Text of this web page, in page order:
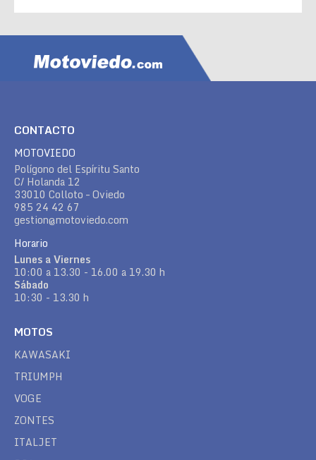
CONTACTO
MOTOVIEDO
Polígono del Espíritu Santo
C/ Holanda 12
33010 Colloto – Oviedo
985 24 42 67
gestion@motoviedo.com
Horario
Lunes a Viernes
10:00 a 13.30 - 16.00 a 19.30 h
Sábado
10:30 - 13.30 h
MOTOS
KAWASAKI
TRIUMPH
VOGE
ZONTES
ITALJET